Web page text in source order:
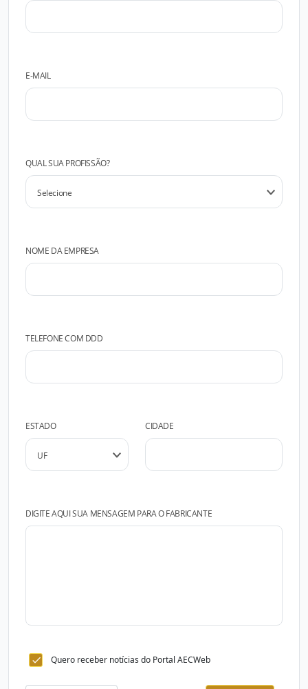
E-MAIL
QUAL SUA PROFISSÃO?
NOME DA EMPRESA
TELEFONE COM DDD
ESTADO CIDADE
DIGITE AQUI SUA MENSAGEM PARA O FABRICANTE
Quero receber notícias do Portal AECWeb